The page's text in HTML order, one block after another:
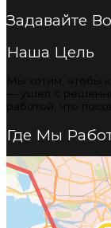
Задавайте
Наша Цель
Мы хотим, чтобы
— ушел с
работой, что
Где Мы